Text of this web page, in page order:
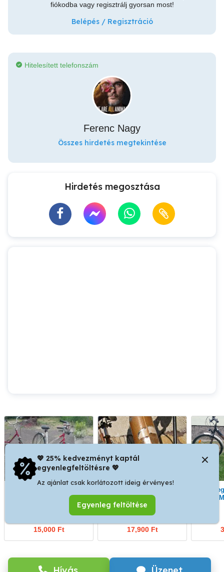
fiókodba vagy regisztrálj gyorsan most!
Belépés / Regisztráció
Hitelesített telefonszám
Ferenc Nagy
Összes hirdetés megtekintése
Hirdetés megosztása
kerékpár eladó.
Pétervására
15,000 Ft
Eger
17,900 Ft
💖 25% kedvezményt kaptál
egyenlegfeltöltésre 💖
Az ajánlat csak korlátozott ideig érvényes!
Egyenleg feltöltése